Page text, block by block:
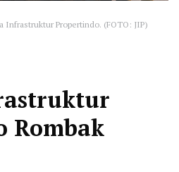
Infrastruktur Propertindo. (FOTO: JIP)
Rombak